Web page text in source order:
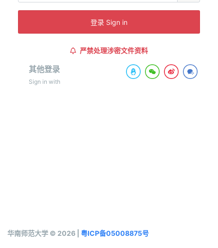
登录 Sign in
严禁处理涉密文件资料
其他登录
Sign in with
华南师范大学 © 2026 | 粤ICP备05008875号